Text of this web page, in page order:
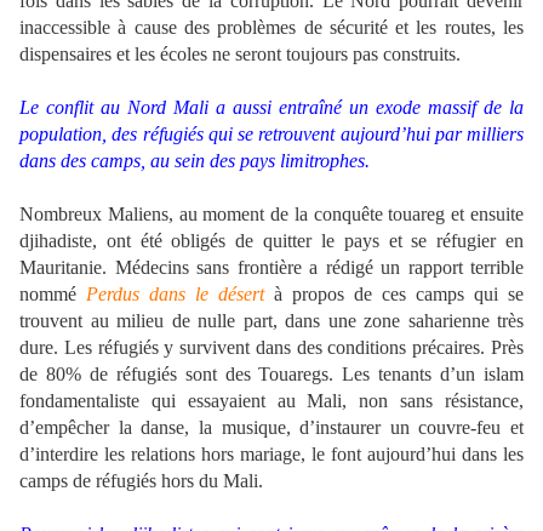
inaccessible à cause des problèmes de sécurité et les routes, les
dispensaires et les écoles ne seront toujours pas construits.
Le conflit au Nord Mali a aussi entraîné un exode massif de la
population, des réfugiés qui se retrouvent aujourd’hui par milliers
dans des camps, au sein des pays limitrophes.
Nombreux Maliens, au moment de la conquête touareg et ensuite
djihadiste, ont été obligés de quitter le pays et se réfugier en
Mauritanie. Médecins sans frontière a rédigé un rapport terrible
nommé Perdus dans le désertà propos de ces camps qui se
trouvent au milieu de nulle part, dans une zone saharienne très
dure. Les réfugiés y survivent dans des conditions précaires. Près
de 80% de réfugiés sont des Touaregs. Les tenants d’un islam
fondamentaliste qui essayaient au Mali, non sans résistance,
d’empêcher la danse, la musique, d’instaurer un couvre-feu et
d’interdire les relations hors mariage, le font aujourd’hui dans les
camps de réfugiés hors du Mali.